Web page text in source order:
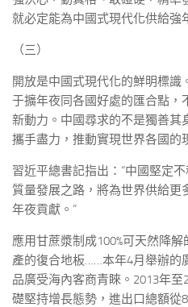
就必定能為中國式現代化供給強
（三）
開放是中國式現代化的鮮明標識
于擴年夜同各國好處的匯合點，
新動力。中國尋求的不是獨善其
攜手盡力，推動實現世界各國的
習近平總書記指出：“中國堅定
質量發展之路，將為世界供給更
年夜貢獻。”
應用甘蔗漿制成100%可天然降
產的復合地板……本年4月舉辦的
品廣受海內客商青睞。2013年
礎堅持增長態勢，進出口總額從